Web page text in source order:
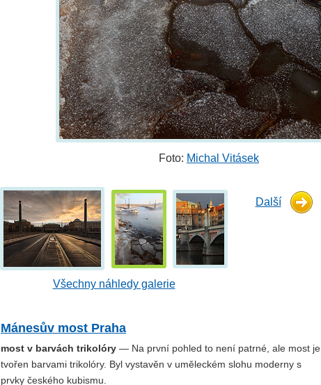
Foto: Michal Vitásek
Všechny náhledy galerie
Další
Mánesův most Praha
most v barvách trikolóry — Na první pohled to není patrné, ale most je
tvořen barvami trikolóry. Byl vystavěn v uměleckém slohu moderny s
prvky českého kubismu.